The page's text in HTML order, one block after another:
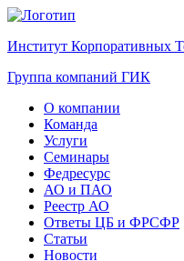
Институт Корпоративных
Группа компаний ГИК
О компании
Команда
Услуги
Семинары
Федресурс
АО и ПАО
Реестр АО
Ответы ЦБ и ФРСФР
Статьи
Новости